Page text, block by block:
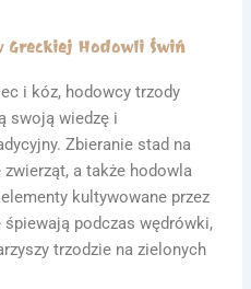
Greckiej Hodowli Świń
i kóz, hodowcy trzody
swoją wiedzę i
Zbieranie stad na
a także hodowla
kultywowane przez
podczas wędrówki,
trzodzie na zielonych